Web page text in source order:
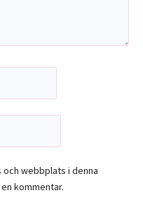
webbplats i denna
kommentar.